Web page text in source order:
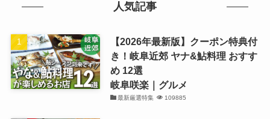
人気記事
【2026年最新版】クーポン特典付
き！岐阜近郊 ヤナ&鮎料理 おすす
め 12選
岐阜咲楽｜グルメ
最新厳選特集 109885